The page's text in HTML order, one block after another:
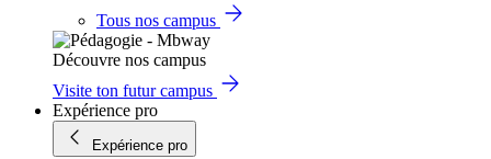
Tous nos campus
Découvre nos campus
Visite ton futur campus
Expérience pro
Expérience pro